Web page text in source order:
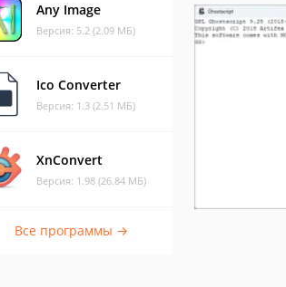
Any Image
Версия: 5.2 (2.09 МБ)
Ico Converter
Версия: 1.3 (2.51 МБ)
XnConvert
Версия: 1.98 (26.84 МБ)
Все программы →